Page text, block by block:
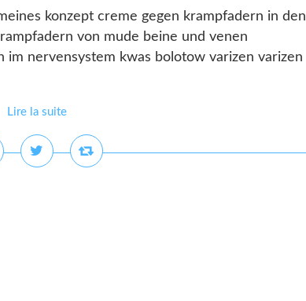
konzept creme gegen krampfadern in den
von mude beine und venen
nervensystem kwas bolotow varizen varizen
Lire la suite